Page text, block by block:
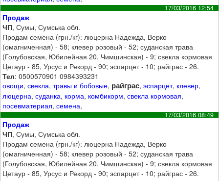
17/03/2016 12:54
Продаж
ЧП, Сумы, Сумська обл.
Продам семена (грн./кг): люцерна Надежда, Верко
(омагниченная) - 58; клевер розовый - 52; суданская трава
(Голубовская, Юбилейная 20, Чимшинская) - 9; свекла кормовая
Цетаур - 85, Урсус и Рекорд - 90; эспарцет - 10; райграс - 26.
Тел: 0500570901 0984393231
овощи,свекла,травы и бобовые, райграс,эспарцет, клевер,
люцерна,суданка, корма, комбикорм,свекла кормовая,
посевматериал,семена,
17/03/2016 08:49
Продаж
ЧП, Сумы, Сумська обл.
Продам семена (грн./кг): люцерна Надежда, Верко
(омагниченная) - 58; клевер розовый - 52; суданская трава
(Голубовская, Юбилейная 20, Чимшинская) - 9; свекла кормовая
Цетаур - 85, Урсус и Рекорд - 90; эспарцет - 10; райграс - 26.